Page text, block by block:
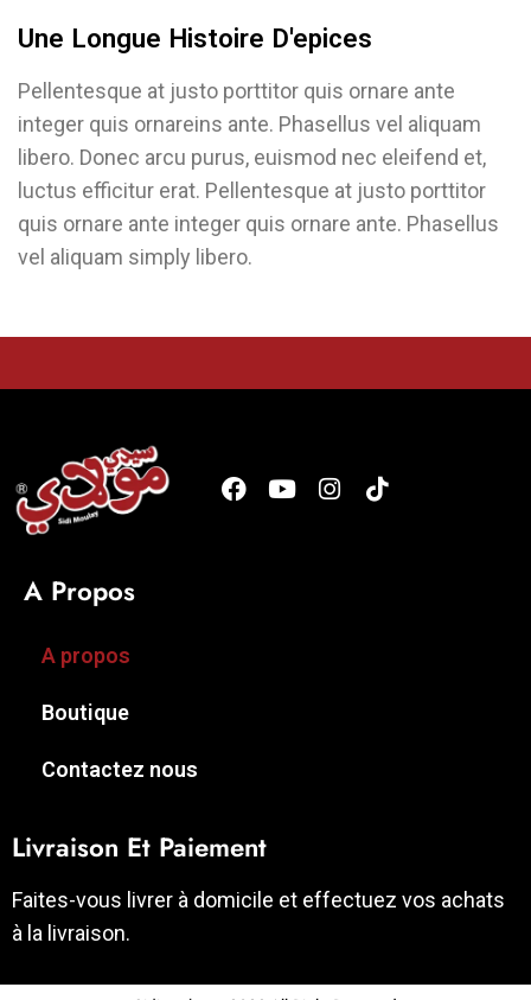
Une Longue Histoire D'epices
Pellentesque at justo porttitor quis ornare ante
integer quis ornareins ante. Phasellus vel aliquam
libero. Donec arcu purus, euismod nec eleifend et,
luctus efficitur erat. Pellentesque at justo porttitor
quis ornare ante integer quis ornare ante. Phasellus
vel aliquam simply libero.
A Propos
A propos
Boutique
Contactez nous
Livraison Et Paiement
Faites-vous livrer à domicile et effectuez vos achats
à la livraison.